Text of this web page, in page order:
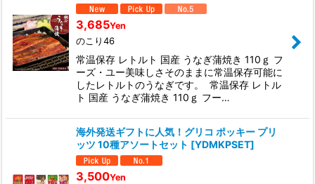
3,685Yen
のこり46
常温保存 レトルト 国産 うなぎ蒲焼き 110ｇ フ
ーズ・ユー美味しさそのままに常温保存可能に
したレトルトのうなぎです。 常温保存 レトル
ト 国産 うなぎ蒲焼き 110ｇ フー…
海外発送ギフトに人気！グリコ ポッキー プリ
ッツ 10種アソートセット [YDMKPSET]
3,500Yen